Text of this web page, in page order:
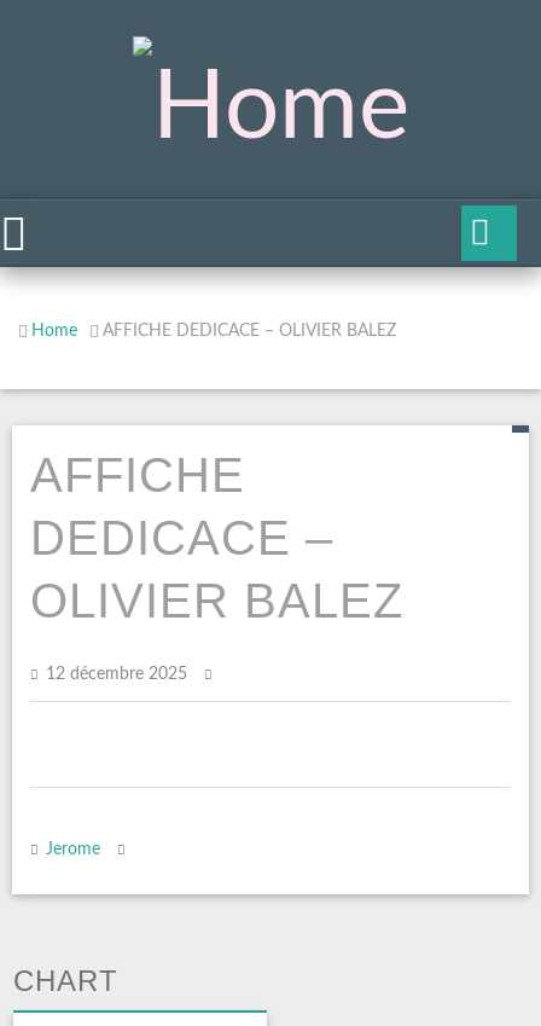
Home AFFICHE DEDICACE – OLIVIER BALEZ
AFFICHE
DEDICACE –
OLIVIER BALEZ
12 décembre 2025
Jerome
CHART